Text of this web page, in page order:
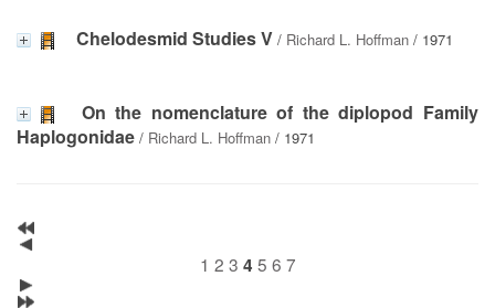
Chelodesmid Studies V / Richard L. Hoffman / 1971
On the nomenclature of the diplopod Family
Haplogonidae / Richard L. Hoffman / 1971
1 2 3 4 5 6 7